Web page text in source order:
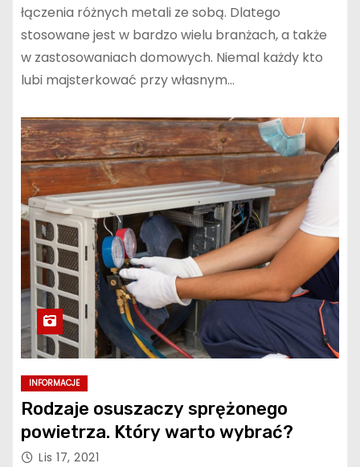
łączenia różnych metali ze sobą. Dlatego
stosowane jest w bardzo wielu branżach, a także
w zastosowaniach domowych. Niemal każdy kto
lubi majsterkować przy własnym…
INFORMACJE
Rodzaje osuszaczy sprężonego
powietrza. Który warto wybrać?
Lis 17, 2021